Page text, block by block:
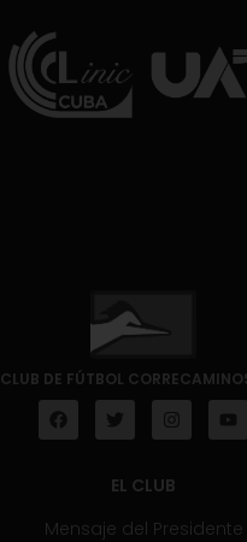
CLUB DE FÚTBOL
EL CLUB
Mensaje del Presidente